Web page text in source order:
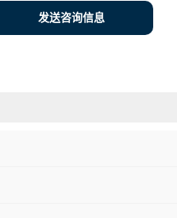
发送咨询信息